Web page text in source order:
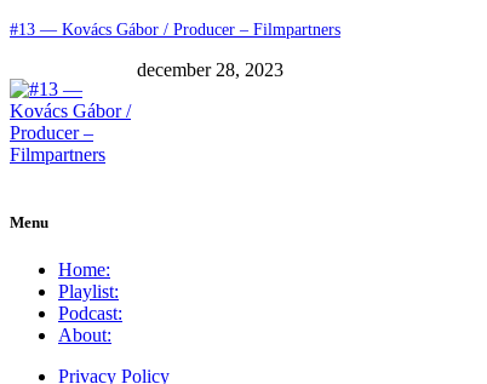
#13 — Kovács Gábor / Producer – Filmpartners
december 28, 2023
Menu
Home:
Playlist:
Podcast:
About:
Privacy Policy